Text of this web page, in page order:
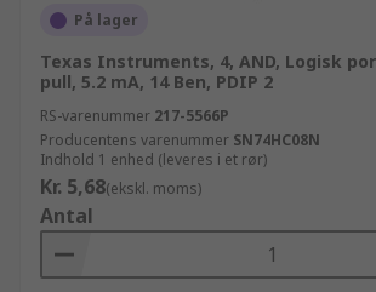
På lager
Texas Instruments, 4, AND, Logisk
pull, 5.2 mA, 14 Ben, PDIP 2
RS-varenummer 217-5566P
Producentens varenummer SN74HC08N
Indhold 1 enhed (leveres i et rør)
Kr. 5,68(ekskl. moms)
Antal